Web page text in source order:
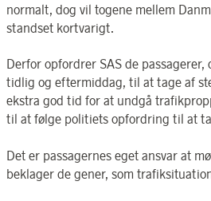
normalt, dog vil togene mellem
standset kortvarigt.
Derfor opfordrer SAS de
tidlig og eftermiddag, til at tage af
ekstra god tid for at undgå
til at følge politiets opfordring til at
Det er passagernes eget ansvar at
beklager de gener, som